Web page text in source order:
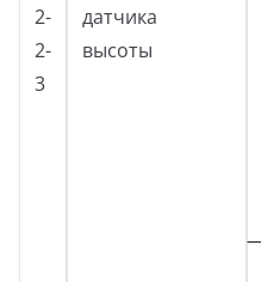
2-
2-
3
датчика
высоты